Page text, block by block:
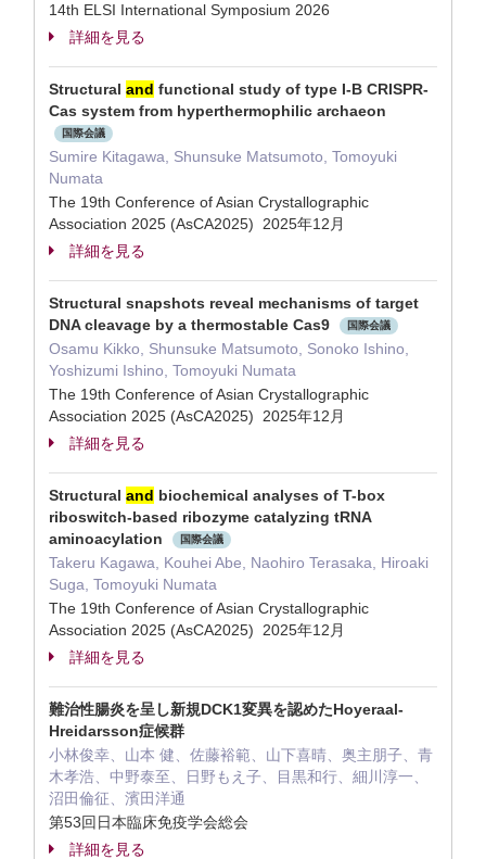
14th ELSI International Symposium 2026
詳細を見る
Structural and functional study of type I-B CRISPR-
Cas system from hyperthermophilic archaeon
国際会議
Sumire Kitagawa, Shunsuke Matsumoto, Tomoyuki
Numata
The 19th Conference of Asian Crystallographic
Association 2025 (AsCA2025) 2025年12月
詳細を見る
Structural snapshots reveal mechanisms of target
DNA cleavage by a thermostable Cas9
国際会議
Osamu Kikko, Shunsuke Matsumoto, Sonoko Ishino,
Yoshizumi Ishino, Tomoyuki Numata
The 19th Conference of Asian Crystallographic
Association 2025 (AsCA2025) 2025年12月
詳細を見る
Structural and biochemical analyses of T-box
riboswitch-based ribozyme catalyzing tRNA
aminoacylation
国際会議
Takeru Kagawa, Kouhei Abe, Naohiro Terasaka, Hiroaki
Suga, Tomoyuki Numata
The 19th Conference of Asian Crystallographic
Association 2025 (AsCA2025) 2025年12月
詳細を見る
難治性腸炎を呈し新規DCK1変異を認めたHoyeraal-
Hreidarsson症候群
小林俊幸、山本 健、佐藤裕範、山下喜晴、奥主朋子、青
木孝浩、中野泰至、日野もえ子、目黒和行、細川淳一、
沼田倫征、濱田洋通
第53回日本臨床免疫学会総会
詳細を見る